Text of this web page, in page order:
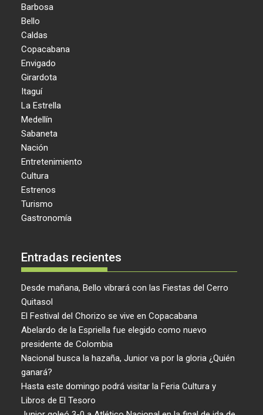
Barbosa
Bello
Caldas
Copacabana
Envigado
Girardota
Itaguí
La Estrella
Medellín
Sabaneta
Nación
Entretenimiento
Cultura
Estrenos
Turismo
Gastronomía
Entradas recientes
Desde mañana, Bello vibrará con las Fiestas del Cerro
Quitasol
El Festival del Chorizo se vive en Copacabana
Abelardo de la Espriella fue elegido como nuevo
presidente de Colombia
Nacional busca la hazaña, Junior va por la gloria ¿Quién
ganará?
Hasta este domingo podrá visitar la Feria Cultura y
Libros de El Tesoro